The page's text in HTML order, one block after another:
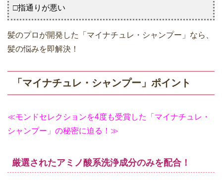
□指通りが悪い
髪のプロが開発した「マイナチュレ・シャンプー」なら、
髪の悩みを即解決！
「マイナチュレ・シャンプー」ポイント
≪モンドセレクションを4度も受賞した「マイナチュレ・
シャンプー」の秘密に迫る！≫
厳選されたアミノ酸系洗浄成分のみを配合！